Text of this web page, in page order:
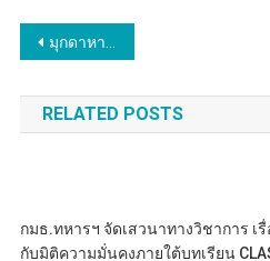
แนะแนว
เรื่อง
มุกดาหาร แรงงานชาวลาวแห่กลับเพื่อไปฉลองสงกรานต์กับครอบครัว
RELATED POSTS
กมธ.ทหารฯ จัดเสวนาทางวิชาการ เ
กับมิติความมั่นคงภายใต้บทเรียน